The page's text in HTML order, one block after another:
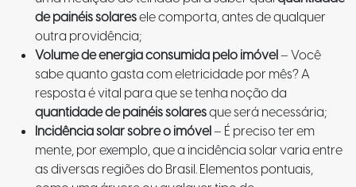
de painéis solaresele comporta, antes de qualquer
outra providência;
Volume de energia consumida pelo imóvel– Você
sabe quanto gasta com eletricidade por mês? A
resposta é vital para que se tenha noção da
quantidade de painéis solaresque será necessária;
Incidência solar sobre o imóvel– É preciso ter em
mente, por exemplo, que a incidência solar varia entre
as diversas regiões do Brasil. Elementos pontuais,